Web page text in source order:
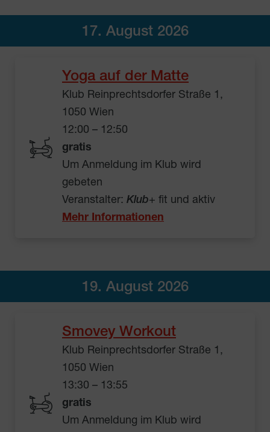
17. August 2026
Yoga auf der Matte
Klub Reinprechtsdorfer Straße 1,
1050 Wien
12:00 – 12:50
gratis
Um Anmeldung im Klub wird
gebeten
Veranstalter: Klub+ fit und aktiv
Mehr Informationen
19. August 2026
Smovey Workout
Klub Reinprechtsdorfer Straße 1,
1050 Wien
13:30 – 13:55
gratis
Um Anmeldung im Klub wird